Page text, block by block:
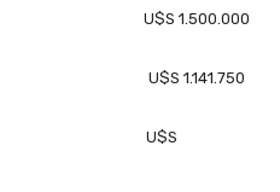
U$S 1.500.000
U$S 1.141.750
14 U$S